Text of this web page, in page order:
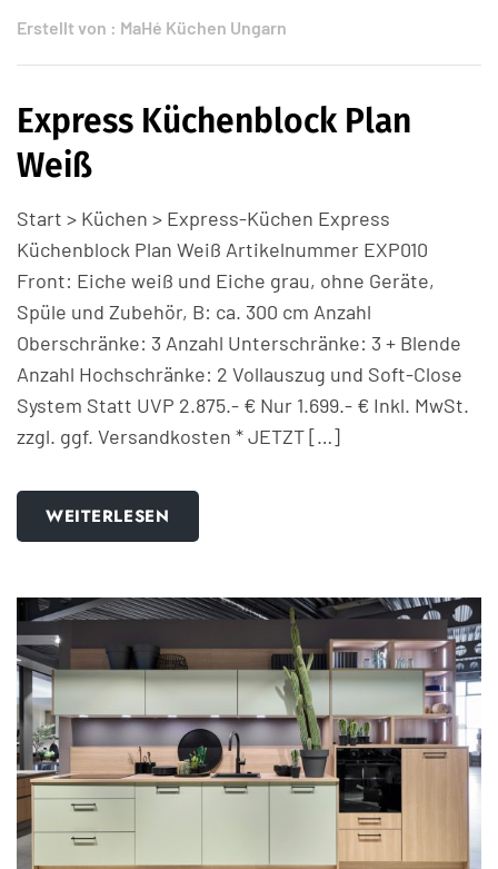
Erstellt von : MaHé Küchen Ungarn
Express Küchenblock Plan
Weiß
Start > Küchen > Express-Küchen Express
Küchenblock Plan Weiß Artikelnummer EXP010
Front: Eiche weiß und Eiche grau, ohne Geräte,
Spüle und Zubehör, B: ca. 300 cm Anzahl
Oberschränke: 3 Anzahl Unterschränke: 3 + Blende
Anzahl Hochschränke: 2 Vollauszug und Soft-Close
System Statt UVP 2.875.- € Nur 1.699.- € Inkl. MwSt.
zzgl. ggf. Versandkosten * JETZT […]
WEITERLESEN